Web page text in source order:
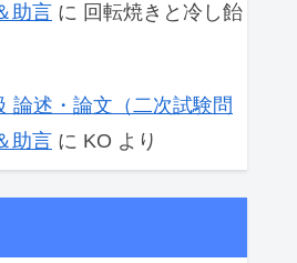
助言 に 回転焼きと冷し飴
論述・論文（二次試験問
助言 に KO より